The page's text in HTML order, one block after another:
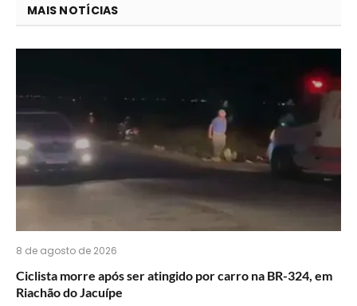
MAIS NOTÍCIAS
8 de agosto de 2026
Ciclista morre após ser atingido por carro na BR-324, em
Riachão do Jacuípe